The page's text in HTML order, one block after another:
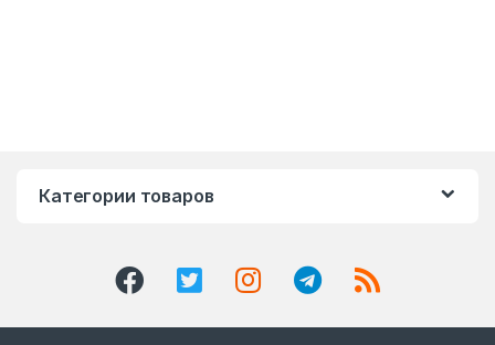
Категории товаров